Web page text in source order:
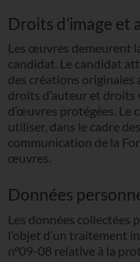
Droits d’image
Les œuvres demeurent
candidat. Le candidat
des créations originales
droits d’auteur et droits
d’œuvres protégées. Le
utiliser, dans le cadre
communication de la
œuvres.
Données
Les données collectées
l’objet d’un traitement
n°09-08 relative à la